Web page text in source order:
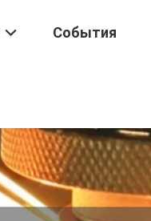
События